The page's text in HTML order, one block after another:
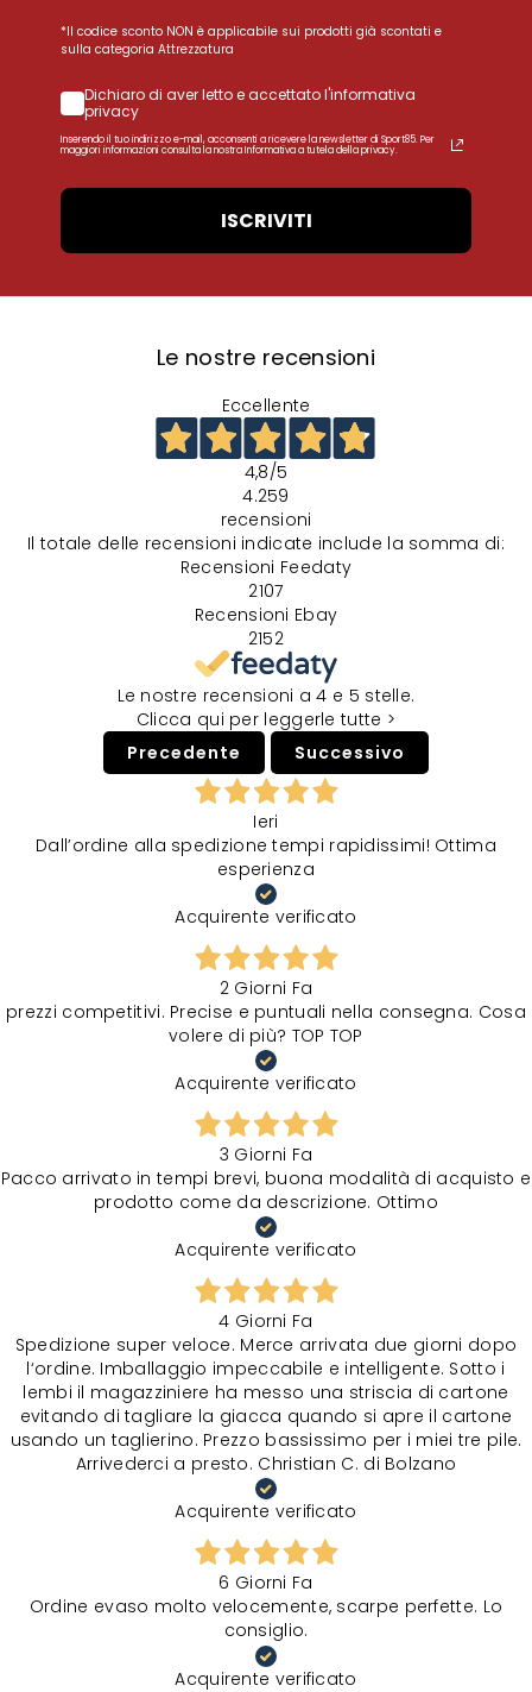
*Il codice sconto NON è applicabile sui prodotti già scontati e
sulla categoria Attrezzatura
Dichiaro di aver letto e accettato l'informativa
privacy
Inserendo il tuo indirizzo e-mail, acconsenti a ricevere la newsletter di Sport85. Per
maggiori informazioni consulta la nostra Informativa a tutela della privacy.
ISCRIVITI
Le nostre recensioni
Eccellente
4,8/5
4.259
recensioni
Il totale delle recensioni indicate include la somma di:
Recensioni Feedaty
2107
Recensioni Ebay
2152
Le nostre recensioni a 4 e 5 stelle.
Clicca qui per leggerle tutte >
Precedente
Successivo
Ieri
Dall’ordine alla spedizione tempi rapidissimi! Ottima
esperienza
Acquirente verificato
2 Giorni Fa
prezzi competitivi. Precise e puntuali nella consegna. Cosa
volere di più? TOP TOP
Acquirente verificato
3 Giorni Fa
Pacco arrivato in tempi brevi, buona modalità di acquisto e
prodotto come da descrizione. Ottimo
Acquirente verificato
4 Giorni Fa
Spedizione super veloce. Merce arrivata due giorni dopo
l‘ordine. Imballaggio impeccabile e intelligente. Sotto i
lembi il magazziniere ha messo una striscia di cartone
evitando di tagliare la giacca quando si apre il cartone
usando un taglierino. Prezzo bassissimo per i miei tre pile.
Arrivederci a presto. Christian C. di Bolzano
Acquirente verificato
6 Giorni Fa
Ordine evaso molto velocemente, scarpe perfette. Lo
consiglio.
Acquirente verificato